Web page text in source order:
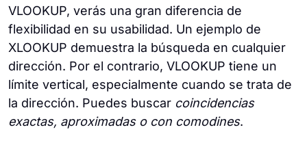
VLOOKUP, verás una gran diferencia de
flexibilidad en su usabilidad. Un ejemplo de
XLOOKUP demuestra la búsqueda en cualquier
dirección. Por el contrario, VLOOKUP tiene un
límite vertical, especialmente cuando se trata de
la dirección. Puedes buscar coincidencias
exactas, aproximadas o con comodines.